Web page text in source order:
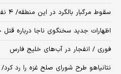
سقوط مرگبار بالگرد در این منطقه/ ۴ نفر جان باختند
اظهارات جدید سخنگوی ناجا درباره
فوری / انفجار در آب‌های خلیج فارس
نتانیاهو طرح شورای صلح غزه را رد